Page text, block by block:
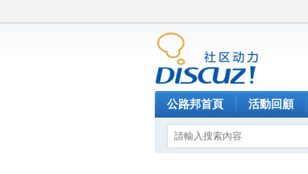
公路邦首頁 活動回顧